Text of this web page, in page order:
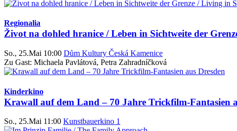
Regionalia
Život na dohled hranice / Leben in Sichtweite der
So., 25.Mai 10:00 Dům Kultury Česká Kamenice
Zu Gast: Michaela Pavlátová, Petra Zahradníčková
Kinderkino
Krawall auf dem Land – 70 Jahre Trickfilm-Fantasien
So., 25.Mai 11:00 Kunstbauerkino 1